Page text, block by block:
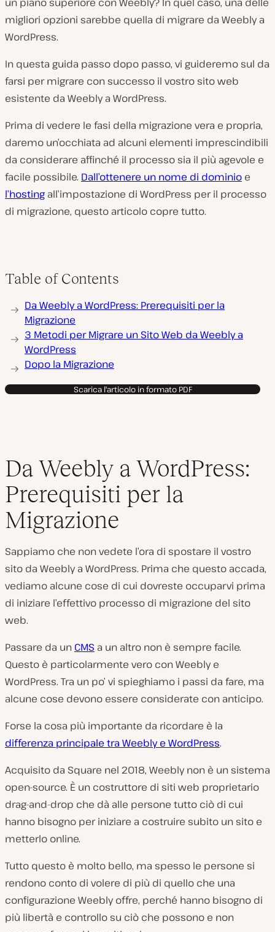
migliori opzioni sarebbe quella di migrare da Weebly a
WordPress.
In questa guida passo dopo passo, vi guideremo sul da
farsi per migrare con successo il vostro sito web
esistente da Weebly a WordPress.
Prima di vedere le fasi della migrazione vera e propria,
daremo un’occhiata ad alcuni elementi imprescindibili
da considerare affinché il processo sia il più agevole e
facile possibile. Dall’ottenere un nome di dominio e
l’hosting all’impostazione di WordPress per il processo
di migrazione, questo articolo copre tutto.
Table of Contents
Da Weebly a WordPress: Prerequisiti per la
Migrazione
3 Metodi per Migrare un Sito Web da Weebly a
WordPress
Dopo la Migrazione
Scarica l'articolo in formato PDF
Da Weebly a WordPress:
Prerequisiti per la
Migrazione
Sappiamo che non vedete l’ora di spostare il vostro
sito da Weebly a WordPress. Prima che questo accada,
vediamo alcune cose di cui dovreste occuparvi prima
di iniziare l’effettivo processo di migrazione del sito
web.
Passare da un CMS a un altro non è sempre facile.
Questo è particolarmente vero con Weebly e
WordPress. Tra un po’ vi spieghiamo i passi da fare, ma
alcune cose devono essere considerate con anticipo.
Forse la cosa più importante da ricordare è la
differenza principale tra Weebly e WordPress.
Acquisito da Square nel 2018, Weebly non è un sistema
open-source. È un costruttore di siti web proprietario
drag-and-drop che dà alle persone tutto ciò di cui
hanno bisogno per iniziare a costruire subito un sito e
metterlo online.
Tutto questo è molto bello, ma spesso le persone si
rendono conto di volere di più di quello che una
configurazione Weebly offre, perché hanno bisogno di
più libertà e controllo su ciò che possono e non